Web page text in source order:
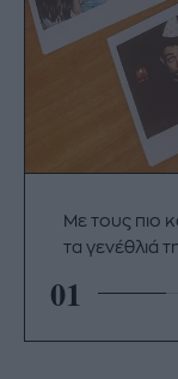
Με τους πιο
τα γενέθλιά
01